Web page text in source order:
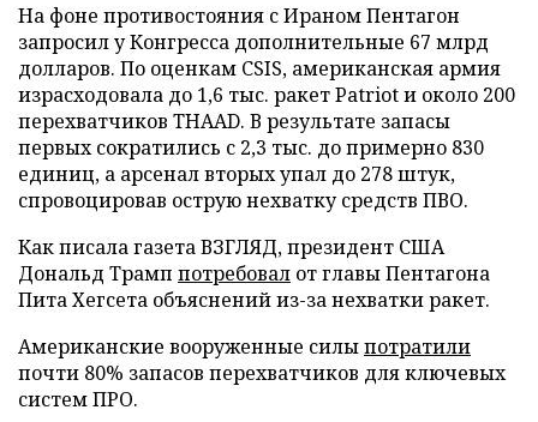
На фоне противостояния с Ираном Пентагон
запросил у Конгресса дополнительные 67 млрд
долларов. По оценкам CSIS, американская армия
израсходовала до 1,6 тыс. ракет Patriot и около 200
перехватчиков THAAD. В результате запасы
первых сократились с 2,3 тыс. до примерно 830
единиц, а арсенал вторых упал до 278 штук,
спровоцировав острую нехватку средств ПВО.
Как писала газета ВЗГЛЯД, президент США
Дональд Трамп потребовал от главы Пентагона
Пита Хегсета объяснений из-за нехватки ракет.
Американские вооруженные силыпотратили
почти 80% запасов перехватчиков для ключевых
систем ПРО.